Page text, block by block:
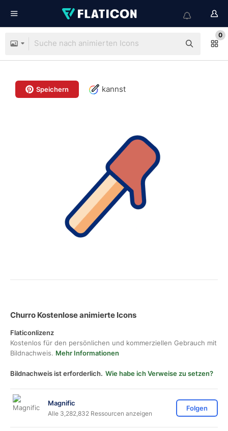
0
Speichern kannst
Churro Kostenlose animierte Icons
Flaticonlizenz
Kostenlos für den persönlichen und kommerziellen Gebrauch mit
Bildnachweis. Mehr Informationen
Bildnachweis ist erforderlich. Wie habe ich Verweise zu setzen?
Magnific
Alle 3,282,832 Ressourcen anzeigen
Folgen